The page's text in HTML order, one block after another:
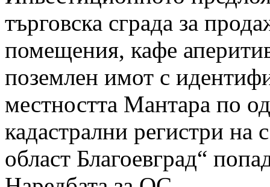
търговска сграда за
помещения, кафе
поземлен имот с
местността Мантара по
кадастрални регистри
област Благоевград“